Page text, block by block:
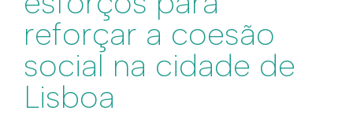
reforçar a coesão
social na cidade de
Lisboa